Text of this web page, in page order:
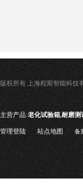
版权所有 上海程斯智能科技
主营产品:老化试验箱,耐磨
管理登陆 站点地图 备